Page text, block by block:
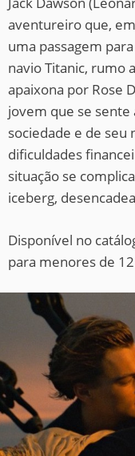
aventureiro que,
uma passagem
navio Titanic, rumo
apaixona por Rose
jovem que se sente
sociedade e de seu
dificuldades
situação se
iceberg,
Disponível no
para menores de